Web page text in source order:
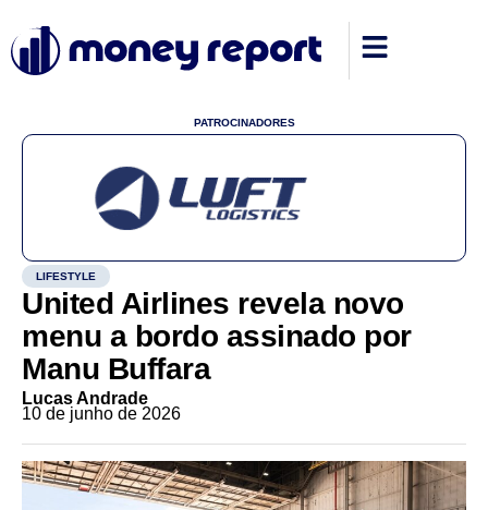
PATROCINADORES
LIFESTYLE
United Airlines revela novo
menu a bordo assinado por
Manu Buffara
Lucas Andrade
10 de junho de 2026